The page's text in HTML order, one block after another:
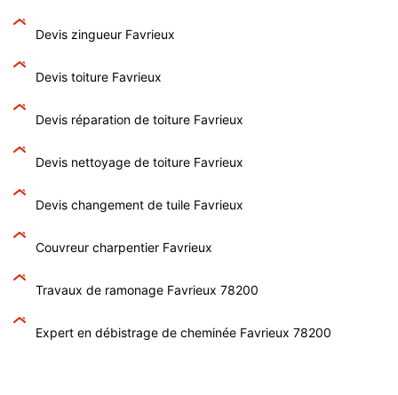
Devis zingueur Favrieux
Devis toiture Favrieux
Devis réparation de toiture Favrieux
Devis nettoyage de toiture Favrieux
Devis changement de tuile Favrieux
Couvreur charpentier Favrieux
Travaux de ramonage Favrieux 78200
Expert en débistrage de cheminée Favrieux 78200